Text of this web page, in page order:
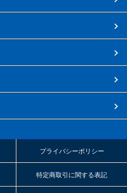
プライバシーポリシー
特定商取引に関する表記